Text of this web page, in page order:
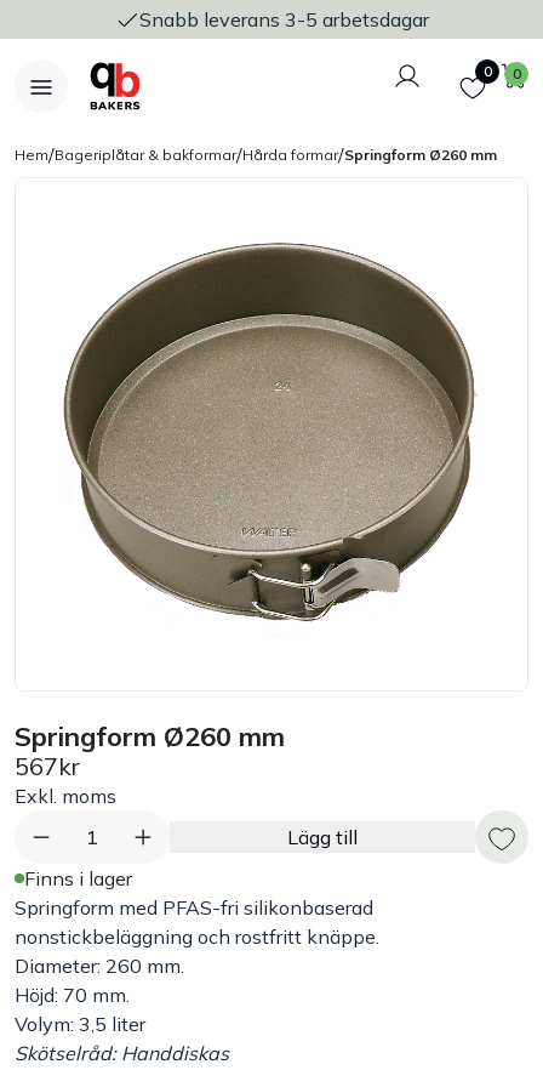
Snabb leverans 3-5 arbetsdagar
Logga in
Favoriter
0 0
Bakers Pureline
Bageriplåtar & bakformar
Stickvagnar & transport
Utensilier
Arbetskläder
Plåtbyte
Monin
Hem/Bageriplåtar & bakformar/Hårda formar/Springform Ø260 mm
Springform Ø260 mm
567kr
Exkl. moms
1
Lägg till
Finns i lager
Springform med PFAS-fri silikonbaserad
nonstickbeläggning och rostfritt knäppe.
Diameter: 260 mm.
Höjd: 70 mm.
Volym: 3,5 liter
Skötselråd: Handdiskas